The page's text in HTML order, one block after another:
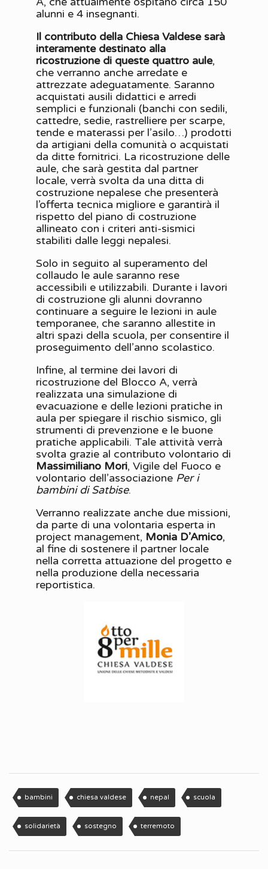
alunni e 4 insegnanti.
Il contributo della Chiesa Valdese sarà
interamente destinato alla
ricostruzione di queste quattro aule,
che verranno anche arredate e
attrezzate adeguatamente. Saranno
acquistati ausili didattici e arredi
semplici e funzionali (banchi con sedili,
cattedre, sedie, rastrelliere per scarpe,
tende e materassi per l’asilo…) prodotti
da artigiani della comunità o acquistati
da ditte fornitrici. La ricostruzione delle
aule, che sarà gestita dal partner
locale, verrà svolta da una ditta di
costruzione nepalese che presenterà
l’offerta tecnica migliore e garantirà il
rispetto del piano di costruzione
allineato con i criteri anti-sismici
stabiliti dalle leggi nepalesi.
Solo in seguito al superamento del
collaudo le aule saranno rese
accessibili e utilizzabili. Durante i lavori
di costruzione gli alunni dovranno
continuare a seguire le lezioni in aule
temporanee, che saranno allestite in
altri spazi della scuola, per consentire il
proseguimento dell’anno scolastico.
Infine, al termine dei lavori di
ricostruzione del Blocco A, verrà
realizzata una simulazione di
evacuazione e delle lezioni pratiche in
aula per spiegare il rischio sismico, gli
strumenti di prevenzione e le buone
pratiche applicabili. Tale attività verrà
svolta grazie al contributo volontario di
Massimiliano Mori, Vigile del Fuoco e
volontario dell’associazione Per i
bambini di Satbise.
Verranno realizzate anche due missioni,
da parte di una volontaria esperta in
project management, Monia D’Amico,
al fine di sostenere il partner locale
nella corretta attuazione del progetto e
nella produzione della necessaria
reportistica.
bambini chiesa valdese nepal scuola
solidarietà sostegno terremoto